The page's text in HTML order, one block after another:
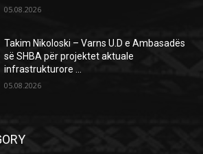
05.08.2026
Takim Nikoloski – Varns U.D e Ambasadës
së SHBA për projektet aktuale
infrastrukturore …
05.08.2026